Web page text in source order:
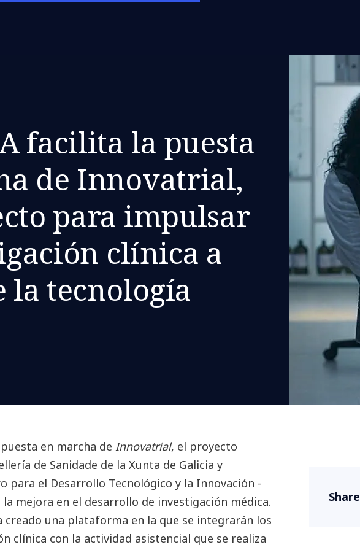
facilita la puesta
de Innovatrial,
para impulsar
clínica a
la tecnología
en marcha de Innovatrial, el proyecto
de Sanidade de la Xunta de Galicia y
para el Desarrollo Tecnológico y la Innovación -
la mejora en el desarrollo de investigación médica.
creado una plataforma en la que se integrarán los
clínica con la actividad asistencial que se realiza